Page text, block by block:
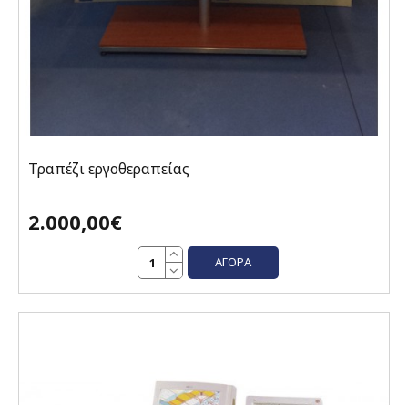
Τραπέζι εργοθεραπείας
2.000,00€
ΑΓΟΡΆ